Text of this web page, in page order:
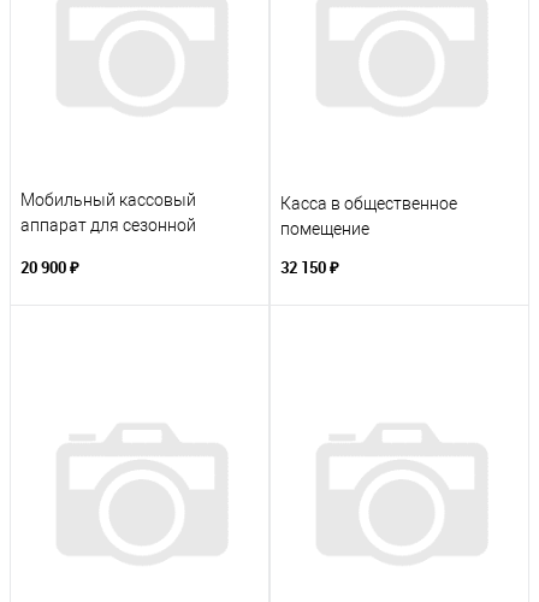
Мобильный кассовый
аппарат для сезонной
20 900 ₽
Касса в общественное
помещение
32 150 ₽